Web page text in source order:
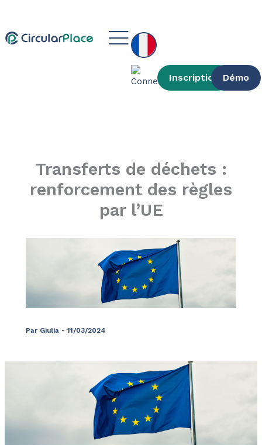
contenu
Main
Menu
Inscription Démo
Transferts de déchets :
renforcement des règles
par l’UE
Par Giulia - 11/03/2024